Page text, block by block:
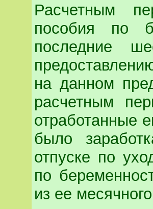
Расчетным
пособия по
последние
на данном
расчетным
отработанные
было
отпуске по
по
из ее